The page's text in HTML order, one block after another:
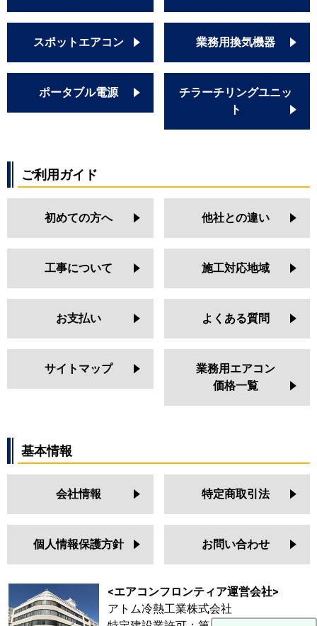
スポットエアコン 業務用換気機器
ポータブル電源
チラーチリングユニッ
ト
ご利用ガイド
初めての方へ 他社との違い
工事について 施工対応地域
お支払い よくある質問
サイトマップ
業務用エアコン
価格一覧
基本情報
会社情報 特定商取引法
個人情報保護方針 お問い合わせ
<エアコンフロンティア運営会社>
アトム冷熱工業株式会社